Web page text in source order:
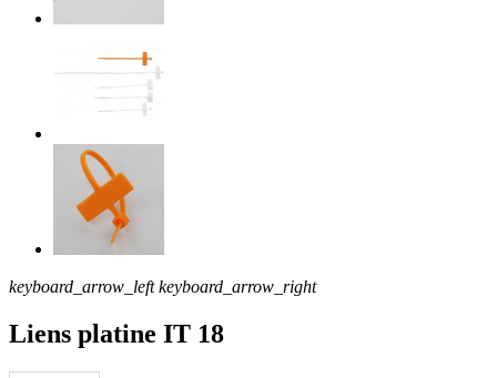
keyboard_arrow_left keyboard_arrow_right
Liens platine IT 18